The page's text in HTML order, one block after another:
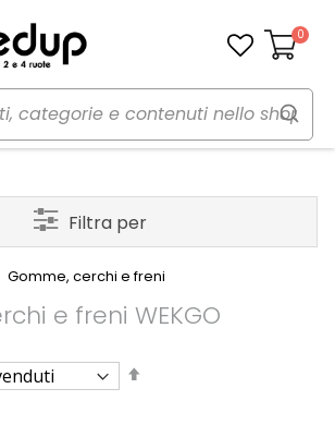
Carrello
0
Gomme, cerchi e freni
e freni WEKGO
Imposta
Filtra per